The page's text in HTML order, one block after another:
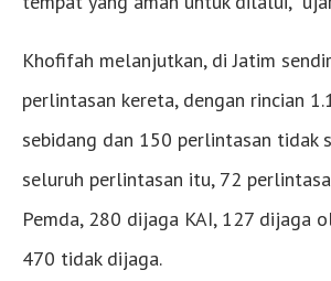
Khofifah melanjutkan, di Jatim
perlintasan kereta, dengan rincian
sebidang dan 150 perlintasan tidak
seluruh perlintasan itu, 72
Pemda, 280 dijaga KAI, 127 dijaga
470 tidak dijaga.